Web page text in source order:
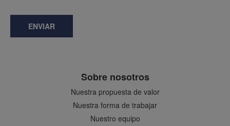
ENVIAR
Sobre nosotros
Nuestra propuesta de valor
Nuestra forma de trabajar
Nuestro equipo